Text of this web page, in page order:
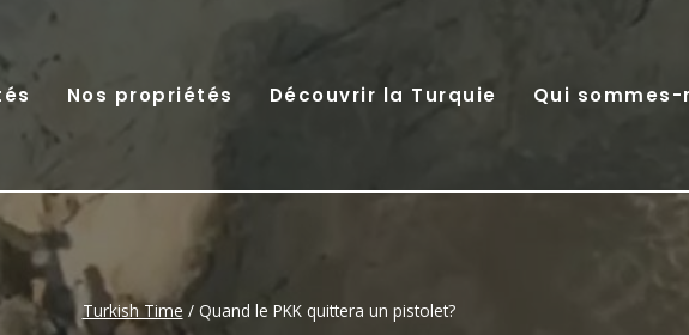
Nos propriétés Découvrir la Turquie Qui sommes-
Turkish Time / Quand le PKK quittera un pistolet?